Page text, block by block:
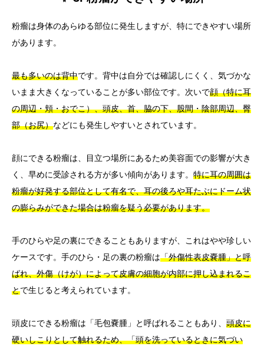
粉瘤は身体のあらゆる部位に発生しますが、特にできやすい場所
があります。
最も多いのは背中です。背中は自分では確認しにくく、気づかな
いまま大きくなっていることが多い部位です。次いで顔（特に耳
の周辺・頬・おでこ）、頭皮、首、脇の下、股間・陰部周辺、臀
部（お尻）などにも発生しやすいとされています。
顔にできる粉瘤は、目立つ場所にあるため美容面での影響が大き
く、早めに受診される方が多い傾向があります。 特に耳の周囲は
粉瘤が好発する部位として有名で、耳の後ろや耳たぶにドーム状
の膨らみができた場合は粉瘤を疑う必要があります。
手のひらや足の裏にできることもありますが、これはやや珍しい
ケースです。手のひら・足の裏の粉瘤は「外傷性表皮嚢腫」と呼
ばれ、外傷（けが）によって皮膚の細胞が内部に押し込まれるこ
とで生じると考えられています。
頭皮にできる粉瘤は「毛包嚢腫」と呼ばれることもあり、 頭皮に
硬いしこりとして触れるため、「頭を洗っているときに気づい